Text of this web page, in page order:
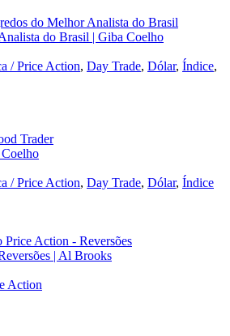
do Brasil | Giba Coelho
/ Price Action, Day Trade, Dólar, Índice,
/ Price Action, Day Trade, Dólar, Índice
| Al Brooks
Action